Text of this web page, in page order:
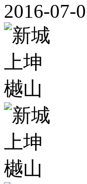
2016-07-